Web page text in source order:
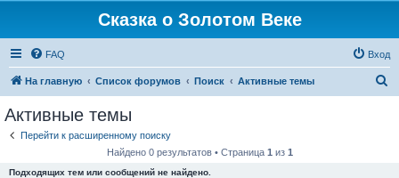
Сказка о Золотом Веке
FAQ Вход
На главную Список форумов Поиск Активные темы
Активные темы
Перейти к расширенному поиску
Найдено 0 результатов • Страница 1 из 1
Подходящих тем или сообщений не найдено.